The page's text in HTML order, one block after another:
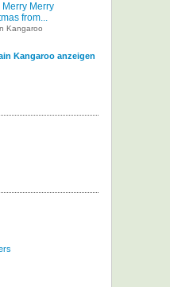
Merry Merry
from...
Kangaroo
Kangaroo anzeigen